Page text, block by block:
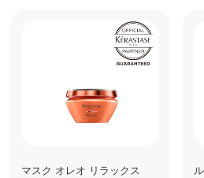
マスク オレオ リラックス